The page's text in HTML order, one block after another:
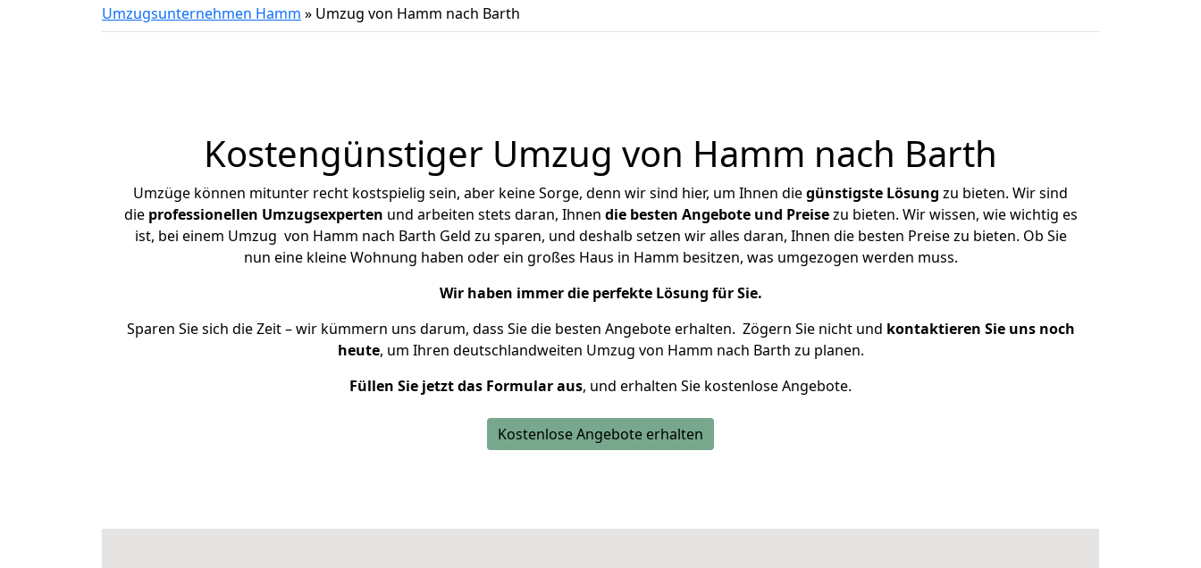
Umzugsunternehmen Hamm » Umzug von Hamm nach Barth
Kostengünstiger Umzug von Hamm nach Barth
Umzüge können mitunter recht kostspielig sein, aber keine Sorge, denn wir sind hier, um Ihnen diegünstigste Lösung zu bieten. Wir sind
die professionellen Umzugsexperten und arbeiten stets daran, Ihnen die besten Angebote und Preisezu bieten. Wir wissen, wie wichtig es
ist, bei einem Umzug von Hamm nach Barth Geld zu sparen, und deshalb setzen wir alles daran, Ihnen die besten Preise zu bieten. Ob Sie
nun eine kleine Wohnung haben oder ein großes Haus in Hamm besitzen, was umgezogen werden muss.
Wir haben immer die perfekte Lösung für Sie.
Sparen Sie sich die Zeit – wir kümmern uns darum, dass Sie die besten Angebote erhalten. Zögern Sie nicht und kontaktieren Sie uns noch
heute, um Ihren deutschlandweiten Umzug von Hamm nach Barth zu planen.
Füllen Sie jetzt das Formular aus, und erhalten Sie kostenlose Angebote.
Kostenlose Angebote erhalten